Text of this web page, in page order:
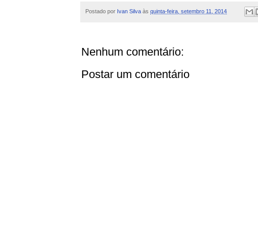
Postado por Ivan Silva às quinta-feira, setembro 11, 2014
Nenhum comentário:
Postar um comentário